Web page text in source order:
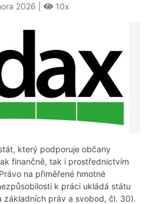
2026 |
10x
který podporuje občany
finančně, tak i prostřednictvím
na přiměřené hmotné
k práci ukládá státu
základních práv a svobod, čl. 30).